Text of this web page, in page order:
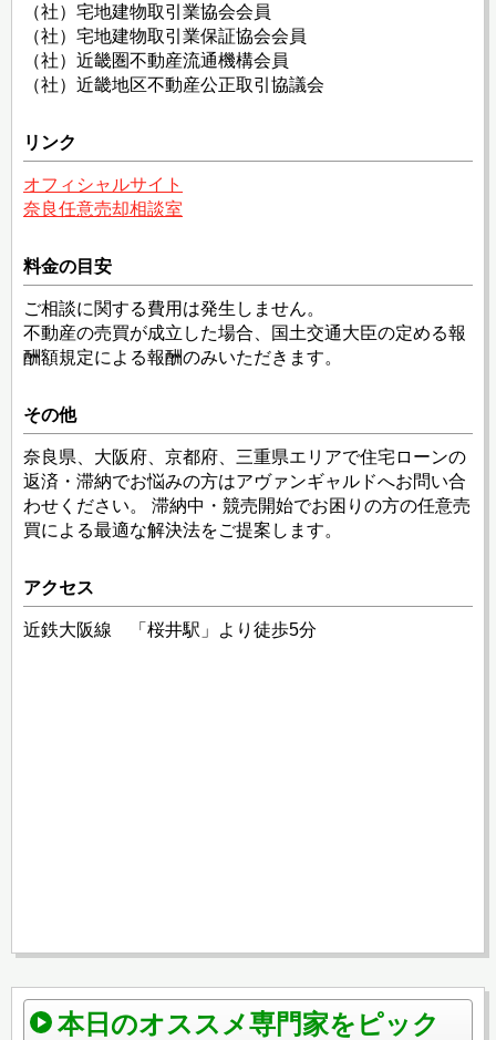
（社）宅地建物取引業協会会員
（社）宅地建物取引業保証協会会員
（社）近畿圏不動産流通機構会員
（社）近畿地区不動産公正取引協議会
リンク
オフィシャルサイト
奈良任意売却相談室
料金の目安
ご相談に関する費用は発生しません。
不動産の売買が成立した場合、国土交通大臣の定める報
酬額規定による報酬のみいただきます。
その他
奈良県、大阪府、京都府、三重県エリアで住宅ローンの
返済・滞納でお悩みの方はアヴァンギャルドへお問い合
わせください。 滞納中・競売開始でお困りの方の任意売
買による最適な解決法をご提案します。
アクセス
近鉄大阪線 「桜井駅」より徒歩5分
本日のオススメ専門家をピック